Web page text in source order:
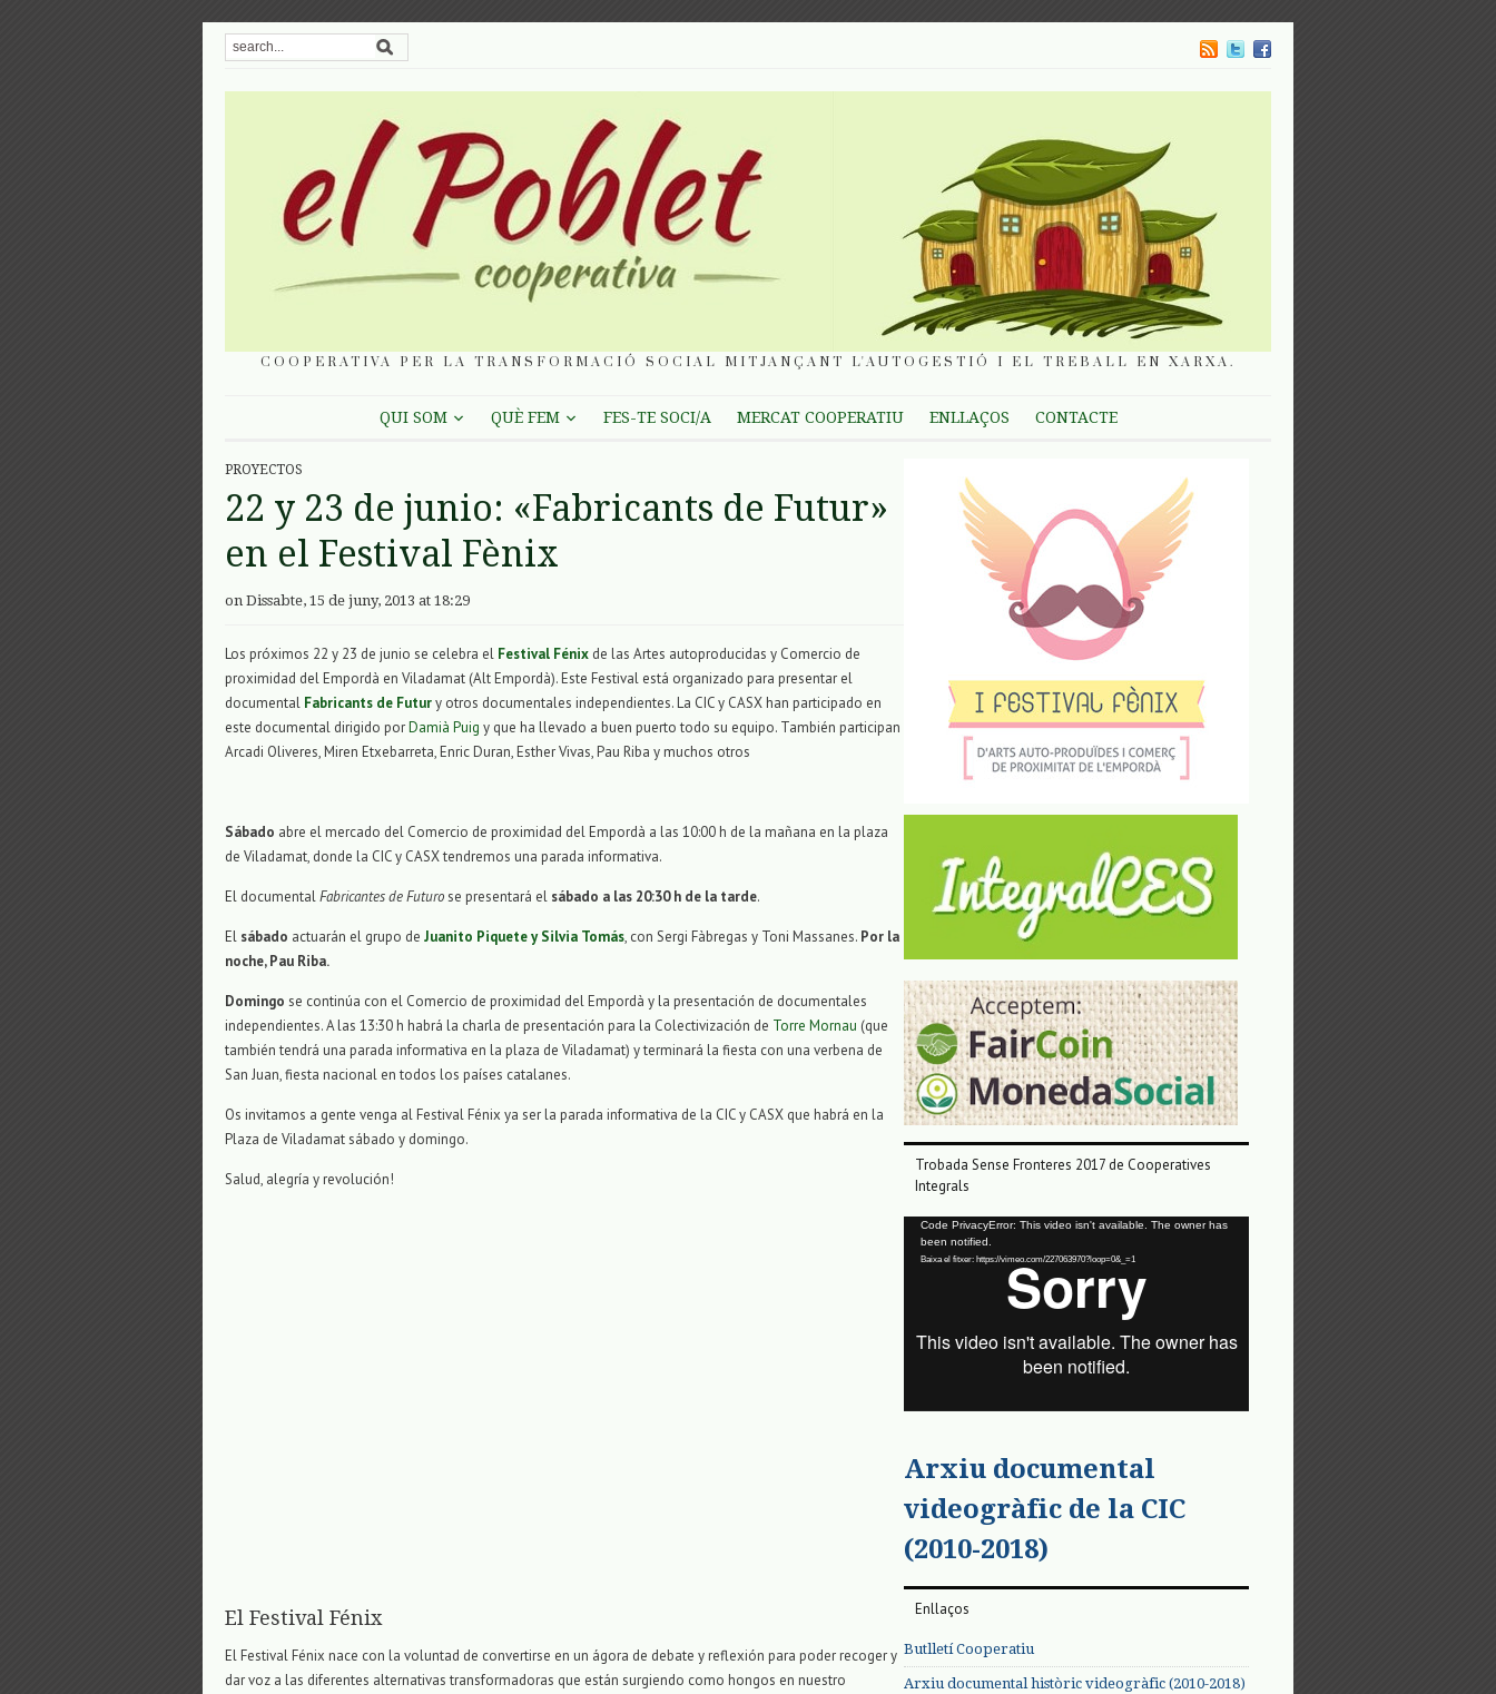
COOPERATIVA PER LA TRANSFORMACIÓ SOCIAL MITJANÇANT L'AUTOGESTIÓ I EL TREBALL EN XARXA.
QUI SOM QUÈ FEM FES-TE SOCI/A MERCAT COOPERATIU ENLLAÇOS CONTACTE
PROYECTOS
22 y 23 de junio: «Fabricants de Futur»
en el Festival Fènix
on Dissabte, 15 de juny, 2013 at 18:29
Los próximos 22 y 23 de junio se celebra el Festival Fénix de las Artes autoproducidas y Comercio de
proximidad del Empordà en Viladamat (Alt Empordà). Este Festival está organizado para presentar el
documental Fabricants de Futury otros documentales independientes. La CIC y CASX han participado en
este documental dirigido porDamià Puig y que ha llevado a buen puerto todo su equipo. También participan
Arcadi Oliveres, Miren Etxebarreta, Enric Duran, Esther Vivas, Pau Riba y muchos otros
Sábado abre el mercado del Comercio de proximidad del Empordà a las 10:00 h de la mañana en la plaza
de Viladamat, donde la CIC y CASX tendremos una parada informativa.
El documentalFabricantes de Futurose presentará el sábado a las 20:30 h de la tarde.
El sábado actuarán el grupo de Juanito Piquete y Silvia Tomás, con Sergi Fàbregas y Toni Massanes. Por la
noche,Pau Riba.
Domingo se continúa con el Comercio de proximidad del Empordà y la presentación de documentales
independientes. A las 13:30 h habrá la charla de presentación para la Colectivización de Torre Mornau (que
también tendrá una parada informativa en la plaza de Viladamat) y terminará la fiesta con una verbena de
San Juan, fiesta nacional en todos los países catalanes.
Os invitamos a gente venga al Festival Fénix ya ser la parada informativa de la CIC y CASX que habrá en la
Plaza de Viladamat sábado y domingo.
Salud, alegría y revolución!
El Festival Fénix
El Festival Fénix nace con la voluntad de convertirse en un ágora de debate y reflexión para poder recoger y
dar voz a las diferentes alternativas transformadoras que están surgiendo como hongos en nuestro
Trobada Sense Fronteres 2017 de Cooperatives
Integrals
Reproductor
vídeo
Code PrivacyError: This video isn't available. The owner has
been notified.
Baixa el fitxer: https://vimeo.com/227063970?loop=0&_=1
Arxiu documental
videogràfic de la CIC
(2010-2018)
Enllaços
Butlletí Cooperatiu
Arxiu documental històric videogràfic (2010-2018)